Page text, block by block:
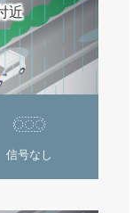
近
信号なし